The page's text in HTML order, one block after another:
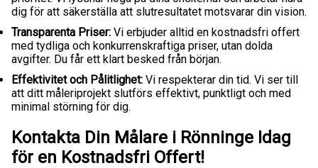
dig för att säkerställa att slutresultatet motsvarar din vision.
Transparenta Priser: Vi erbjuder alltid en kostnadsfri offert
med tydliga och konkurrenskraftiga priser, utan dolda
avgifter. Du får ett klart besked från början.
Effektivitet och Pålitlighet: Vi respekterar din tid. Vi ser till
att ditt måleriprojekt slutförs effektivt, punktligt och med
minimal störning för dig.
Kontakta Din Målare i Rönninge Idag
för en Kostnadsfri Offert!